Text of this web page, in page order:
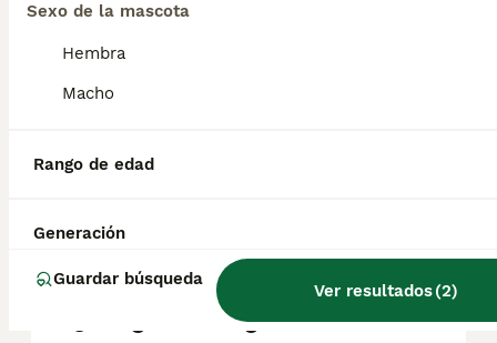
Sexo de la mascota
Hembra
Macho
Rango de edad
Generación
Guardar búsqueda
Ver resultados(2)
reputación del criador y la ubicación.
¿Cómo es el carácter del
alemán que un gran danés?
¿Es agresivo el gran danés?